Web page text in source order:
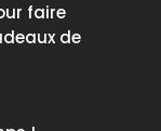
faire
de